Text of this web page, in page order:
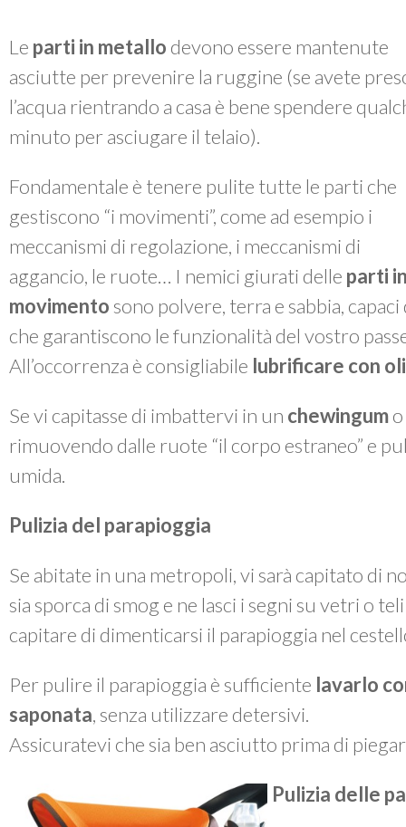
Le parti in metallo devono essere mantenute
asciutte per prevenire la ruggine (se avete
l’acqua rientrando a casa è bene spendere
minuto per asciugare il telaio).
Fondamentale è tenere pulite tutte le parti che
gestiscono “i movimenti”, come ad esempio i
meccanismi di regolazione, i meccanismi di
aggancio, le ruote… I nemici giurati delle parti
movimento sono polvere, terra e sabbia,
che garantiscono le funzionalità del vostro
All’occorrenza è consigliabile lubrificare con
Se vi capitasse di imbattervi in un chewingumo
rimuovendo dalle ruote “il corpo estraneo” e
umida.
Pulizia del parapioggia
Se abitate in una metropoli, vi sarà capitato di
sia sporca di smog e ne lasci i segni su vetri o
capitare di dimenticarsi il parapioggia nel
Per pulire il parapioggia è sufficiente lavarlo
saponata, senza utilizzare detersivi.
Assicuratevi che sia ben asciutto prima di
Pulizia delle